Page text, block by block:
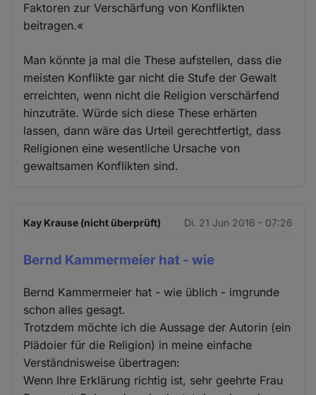
Faktoren zur Verschärfung von Konflikten
beitragen.«
Man könnte ja mal die These aufstellen, dass die
meisten Konflikte gar nicht die Stufe der Gewalt
erreichten, wenn nicht die Religion verschärfend
hinzuträte. Würde sich diese These erhärten
lassen, dann wäre das Urteil gerechtfertigt, dass
Religionen eine wesentliche Ursache von
gewaltsamen Konflikten sind.
Kay Krause (nicht überprüft) Di. 21 Jun 2016 - 07:26
Bernd Kammermeier hat - wie
Bernd Kammermeier hat - wie üblich - imgrunde
schon alles gesagt.
Trotzdem möchte ich die Aussage der Autorin (ein
Plädoier für die Religion) in meine einfache
Verständnisweise übertragen:
Wenn Ihre Erklärung richtig ist, sehr geehrte Frau